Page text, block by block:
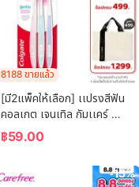
8188 ขายแล้ว
[มี2แพ็คให้เลือก] เเปรงสีฟัน
คอลเกต เจนเทิล กัมเเคร์
(คละสี)  Colgate Gentle
Gum Care (mixed color)
฿59.00
-15%